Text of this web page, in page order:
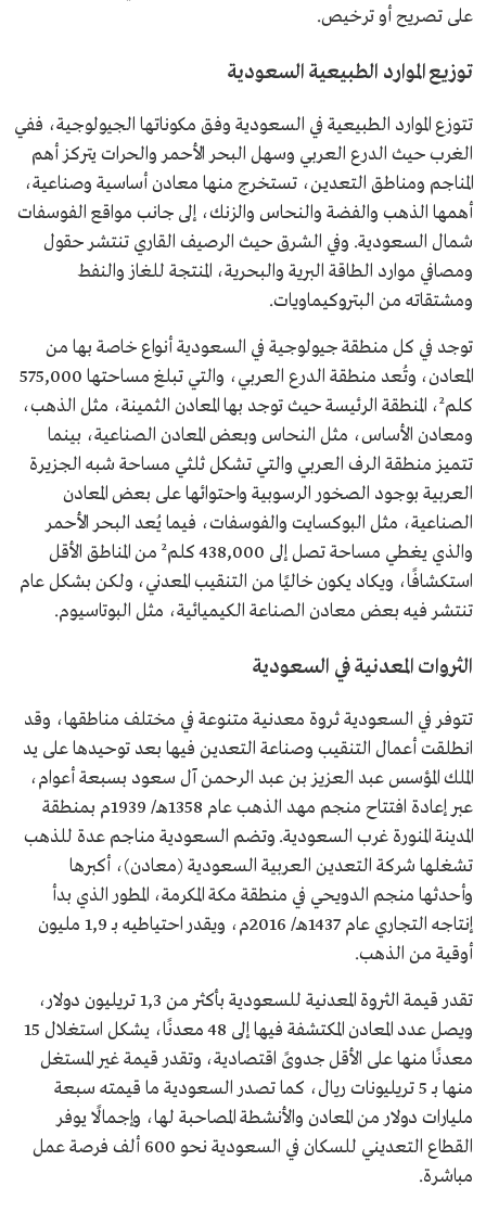
على تصريح أو ترخيص.
توزيع الموارد الطبيعية السعودية
تتوزع الموارد الطبيعية في السعودية وفق مكوناتها الجيولوجية، ففي
الغرب حيث الدرع العربي وسهل البحر الأحمر والحرات يتركز أهم
المناجم ومناطق التعدين، تستخرج منها معادن أساسية وصناعية،
أهمها الذهب والفضة والنحاس والزنك، إلى جانب مواقع الفوسفات
شمال السعودية. وفي الشرق حيث الرصيف القاري تنتشر حقول
ومصافي موارد الطاقة البرية والبحرية، المنتجة للغاز والنفط
ومشتقاته من البتروكيماويات.
توجد في كل منطقة جيولوجية في السعودية أنواع خاصة بها من
المعادن، وتُعد منطقة الدرع العربي، والتي تبلغ مساحتها 575,000
كلم²، المنطقة الرئيسة حيث توجد بها المعادن الثمينة، مثل الذهب،
ومعادن الأساس، مثل النحاس وبعض المعادن الصناعية، بينما
تتميز منطقة الرف العربي والتي تشكل ثلثي مساحة شبه الجزيرة
العربية بوجود الصخور الرسوبية واحتوائها على بعض المعادن
الصناعية، مثل البوكسايت والفوسفات، فيما يُعد البحر الأحمر
والذي يغطي مساحة تصل إلى 438,000 كلم² من المناطق الأقل
استكشافًا، ويكاد يكون خاليًا من التنقيب المعدني، ولكن بشكل عام
تنتشر فيه بعض معادن الصناعة الكيميائية، مثل البوتاسيوم.
الثروات المعدنية في السعودية
تتوفر في السعودية ثروة معدنية متنوعة في مختلف مناطقها، وقد
انطلقت أعمال التنقيب وصناعة التعدين فيها بعد توحيدها على يد
الملك المؤسس عبد العزيز بن عبد الرحمن آل سعود بسبعة أعوام،
عبر إعادة افتتاح منجم مهد الذهب عام 1358هـ/ 1939م بمنطقة
المدينة المنورة غرب السعودية. وتضم السعودية مناجم عدة للذهب
تشغلها شركة التعدين العربية السعودية (معادن)، أكبرها
وأحدثها منجم الدويحي في منطقة مكة المكرمة، المطور الذي بدأ
إنتاجه التجاري عام 1437هـ/ 2016م، ويقدر احتياطيه بـ 1,9 مليون
أوقية من الذهب.
تقدر قيمة الثروة المعدنية للسعودية بأكثر من 1,3 تريليون دولار،
ويصل عدد المعادن المكتشفة فيها إلى 48 معدنًا، يشكل استغلال 15
معدنًا منها على الأقل جدوىً اقتصادية، وتقدر قيمة غير المستغل
منها بـ 5 تريليونات ريال، كما تصدر السعودية ما قيمته سبعة
مليارات دولار من المعادن والأنشطة المصاحبة لها، وإجمالًا يوفر
القطاع التعديني للسكان في السعودية نحو 600 ألف فرصة عمل
مباشرة.